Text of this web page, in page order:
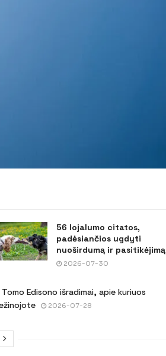
56 lojalumo citatos,
padėsiančios ugdyti
nuoširdumą ir pasitikėjimą
2026-07-30
Edisono išradimai, apie kuriuos
2026-07-28